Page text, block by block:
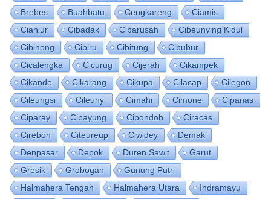
Brebes
Buahbatu Cengkareng
Ciamis
Cianjur
Cibadak Cibarusah
Cibeunying Kidul
Cibinong
Cibiru Cibitung
Cibubur
Cicalengka
Cicurug Cijerah
Cikampek
Cikande
Cikarang Cikupa Cilacap
Cilegon
Cileungsi
Cileunyi Cimahi Cimone
Cipanas
Ciparay
Cipayung Cipondoh
Ciracas
Cirebon
Citeureup Ciwidey
Demak
Denpasar
Depok Duren Sawit
Garut
Gresik
Grobogan
Gunung Putri
Halmahera Tengah
Halmahera Utara
Indramayu